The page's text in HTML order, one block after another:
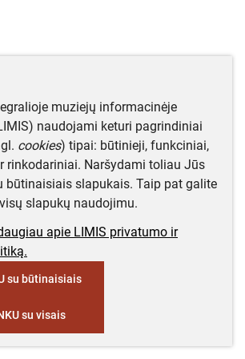
muziejų informacinėje
naudojami keturi pagrindiniai
cookies) tipai: būtinieji, funkciniai,
rinkodariniai. Naršydami toliau Jūs
būtinaisiais slapukais. Taip pat galite
slapukų naudojimu.
apie LIMIS privatumo ir
su būtinaisiais
su visais